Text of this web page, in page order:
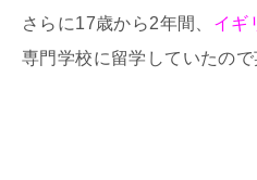
さらに17歳から2年間、 イギ
専門学校に留学していたの